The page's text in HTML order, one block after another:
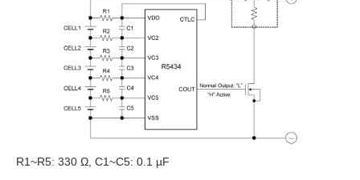
R1~R5: 330 Ω, C1~C5: 0.1 µF